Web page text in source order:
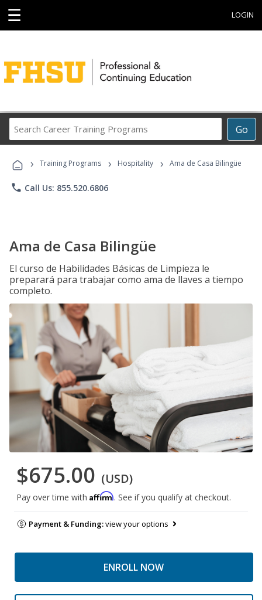
☰ LOGIN
Go
Career
Programs
› Training Programs › Hospitality › Ama de Casa Bilingüe
phone Call Us: 855.520.6806
Ama de Casa Bilingüe
El curso de Habilidades Básicas de Limpieza le
preparará para trabajar como ama de llaves a tiempo
completo.
$675.00 (USD)
Pay over time with Affirm. See if you qualify at checkout.
Payment & Funding:view your options
ENROLL NOW